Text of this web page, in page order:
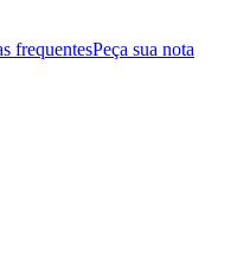
frequentesPeça sua nota